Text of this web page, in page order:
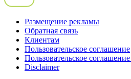
Размещение рекламы
Обратная связь